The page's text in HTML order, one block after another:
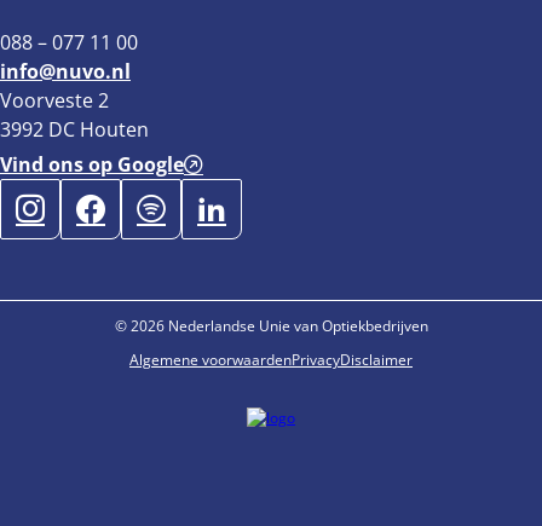
088 – 077 11 00
info@nuvo.nl
Voorveste 2
3992 DC Houten
Vind ons op Google
© 2026 Nederlandse Unie van Optiekbedrijven
Algemene voorwaardenPrivacyDisclaimer